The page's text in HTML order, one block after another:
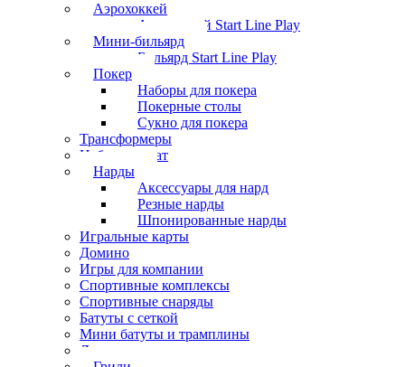
Аэрохоккей
Аэрохоккей Start Line Play
Мини-бильярд
Бильярд Start Line Play
Покер
Наборы для покера
Покерные столы
Сукно для покера
Трансформеры
Набор шахмат
Нарды
Аксессуары для нард
Резные нарды
Шпонированные нарды
Игральные карты
Домино
Игры для компании
Спортивные комплексы
Спортивные снаряды
Батуты с сеткой
Мини батуты и трамплины
Дартс